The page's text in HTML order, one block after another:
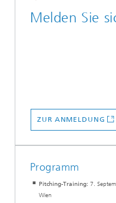
Melden Sie
ZUR ANMELDUNG
Programm
Pitching-Training: 7.
Wien